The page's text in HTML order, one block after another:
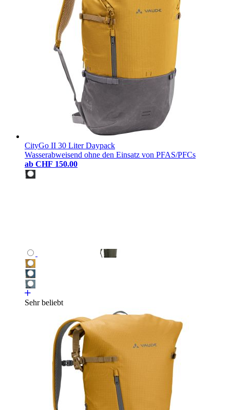
CityGo II 30 Liter Daypack
Wasserabweisend ohne den Einsatz von PFAS/PFCs
ab CHF 150.00
Sehr beliebt